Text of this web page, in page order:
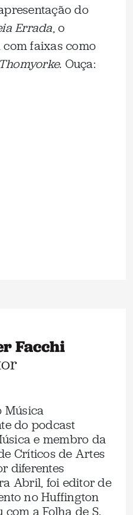
do
Errada, o
faixas como
Thomyorke. Ouça:
Facchi
Música
do podcast
e membro da
Críticos de Artes
diferentes
Abril, foi editor de
no Huffington
a Folha de S.